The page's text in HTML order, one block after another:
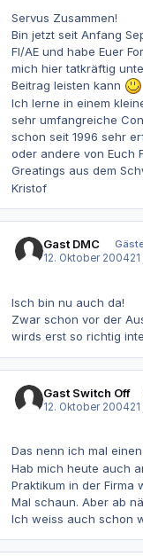
Servus Zusammen!
Bin jetzt seit Anfang
FI/AE und habe Euer
mich hier tatkräftig
Beitrag leisten kann
Ich lerne in einem
sehr umfangreiche
schon seit 1996 sehr
oder andere von Euch
Greatings aus dem
Kristof
Gast DMC
12. Oktober 200421
Isch bin nu auch da!
Zwar schon vor der
wirds erst so richtig
Gast Switch Off
12. Oktober 200421
Das nenn ich mal
Hab mich heute auch
Praktikum in der
Mal schaun. Aber ab
Ich weiss auch schon